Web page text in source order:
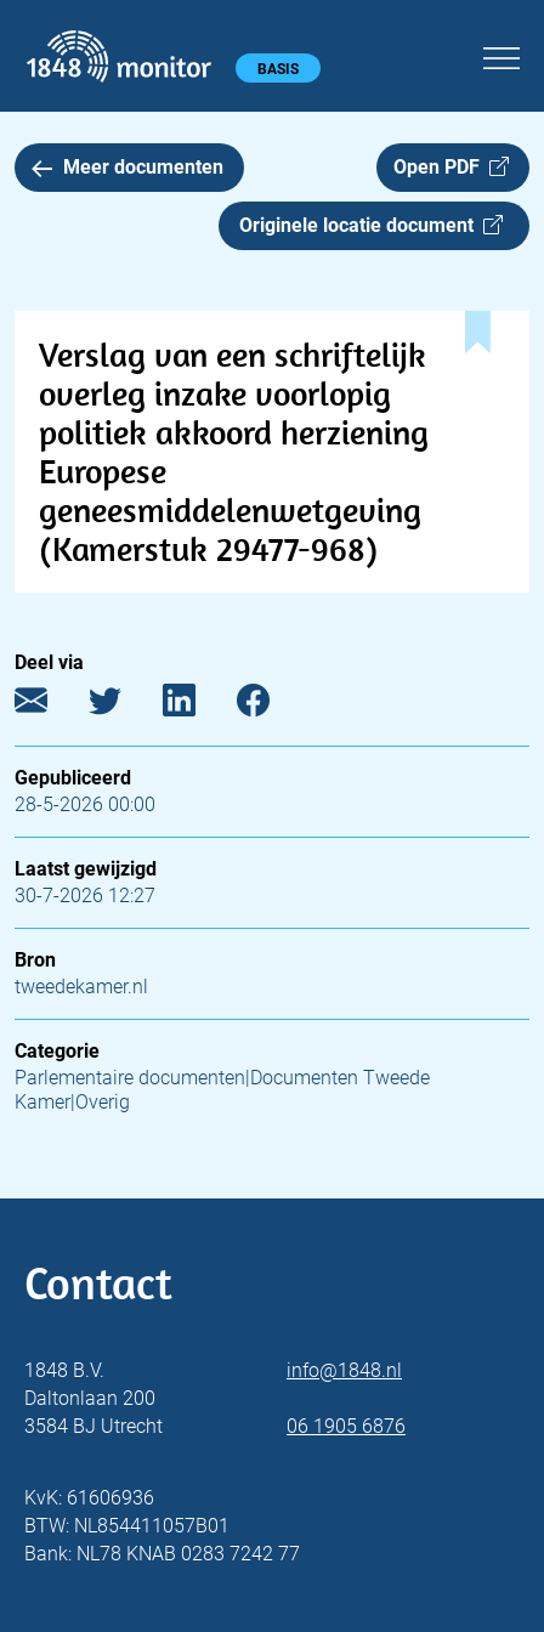
Hoofdmenu BASIS
Meer documenten Open PDF
Originele locatie document
Verslag van een schriftelijk
overleg inzake voorlopig
politiek akkoord herziening
Europese
geneesmiddelenwetgeving
(Kamerstuk 29477-968)
Deel via
Gepubliceerd
28-5-2026 00:00
Laatst gewijzigd
30-7-2026 12:27
Bron
tweedekamer.nl
Categorie
Parlementaire documenten|Documenten Tweede
Kamer|Overig
Contact
1848 B.V.
Daltonlaan 200
3584 BJ Utrecht
info@1848.nl
06 1905 6876
KvK: 61606936
BTW: NL854411057B01
Bank: NL78 KNAB 0283 7242 77